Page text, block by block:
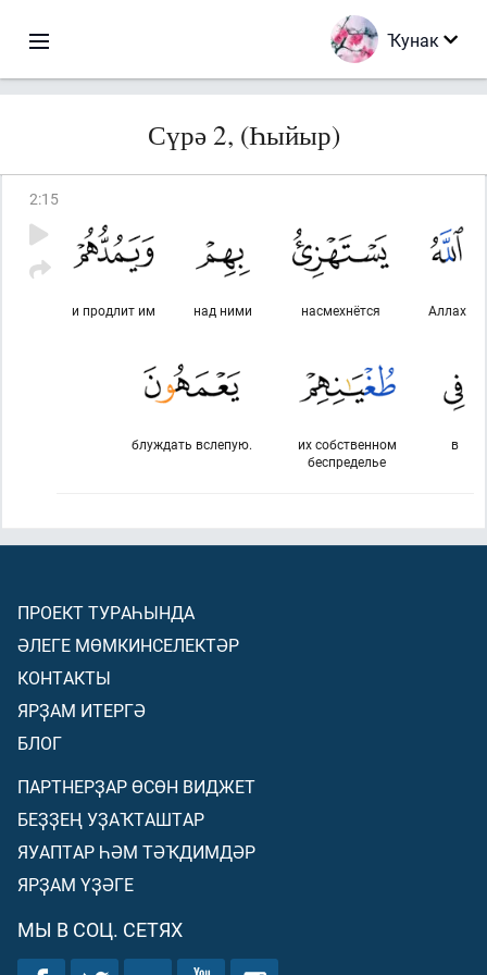
Ҡунак
Сүрә 2, (Һыйыр)
2:15
Аллах
насмехнётся
над ними
и продлит им
в
их собственном
беспределье
блуждать вслепую.
ПРОЕКТ ТУРАҺЫНДА
ӘЛЕГЕ МӨМКИНСЕЛЕКТӘР
КОНТАКТЫ
ЯРҘАМ ИТЕРГӘ
БЛОГ
ПАРТНЕРҘАР ӨСӨН ВИДЖЕТ
БЕҘҘЕҢ УҘАҠТАШТАР
ЯУАПТАР ҺӘМ ТӘҠДИМДӘР
ЯРҘАМ ҮҘӘГЕ
МЫ В СОЦ. СЕТЯХ